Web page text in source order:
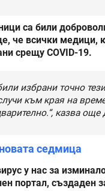
са били
че всички медици,
срещу COVID-19.
избрани точно
към края на
казва
седмица
у нас за
портал, създаден